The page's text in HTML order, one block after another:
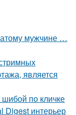
мужчине …
является
по кличке
Digest интерьер